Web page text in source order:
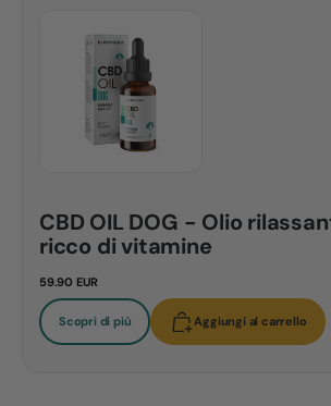
CBD OIL DOG - Olio
ricco di vitamine
59.90 EUR
Scopri di più Aggiungi al carrello